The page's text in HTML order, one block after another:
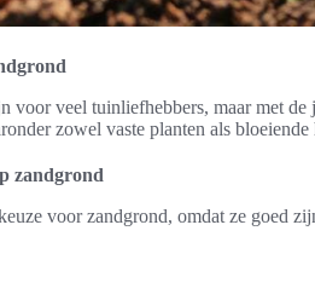
voor veel tuinliefhebbers, maar met
zowel vaste planten als
zandgrond
voor zandgrond, omdat ze goed